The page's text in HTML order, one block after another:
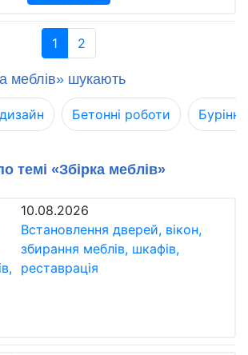
1 2
меблів» шукають
Бетонні роботи
темі «Збірка меблів»
10.08.2026
Встановлення дверей, вікон,
збирання меблів, шкафів,
реставрація